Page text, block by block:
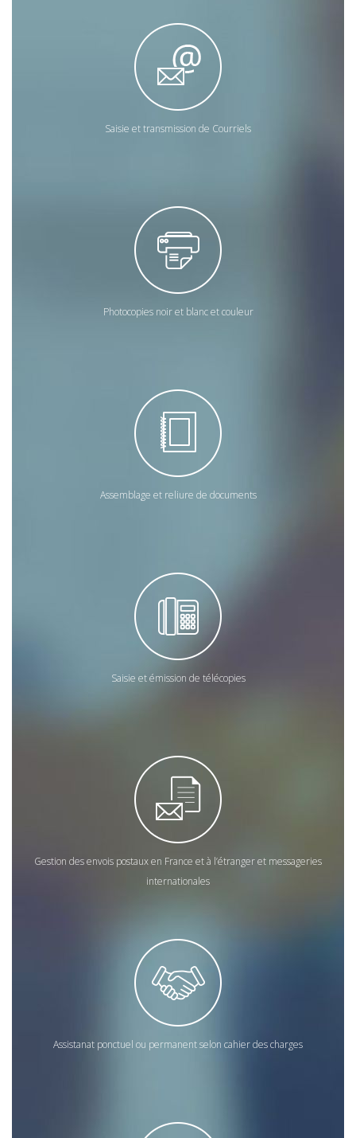
Saisie et transmission de Courriels
Photocopies noir et blanc et couleur
Assemblage et reliure de documents
Saisie et émission de télécopies
Gestion des envois postaux en France et à l’étranger et messageries
internationales
Assistanat ponctuel ou permanent selon cahier des charges